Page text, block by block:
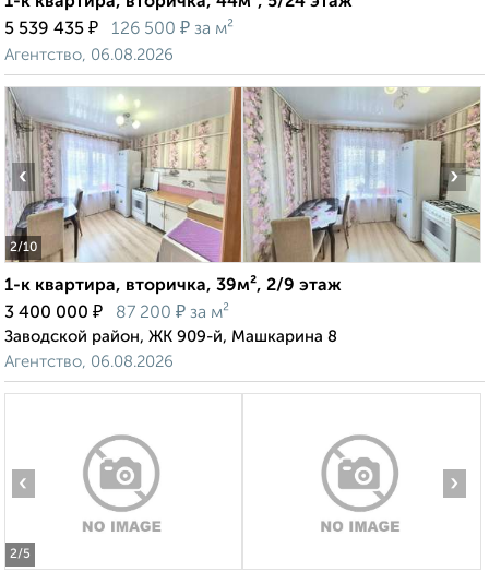
5 539 435 ₽ 126 500 ₽ за м²
Агентство, 06.08.2026
2/10
‹ ›
1-к квартира, вторичка, 39м², 2/9 этаж
3 400 000 ₽ 87 200 ₽ за м²
Заводской район, ЖК 909-й, Машкарина 8
Агентство, 06.08.2026
2/5
‹ ›